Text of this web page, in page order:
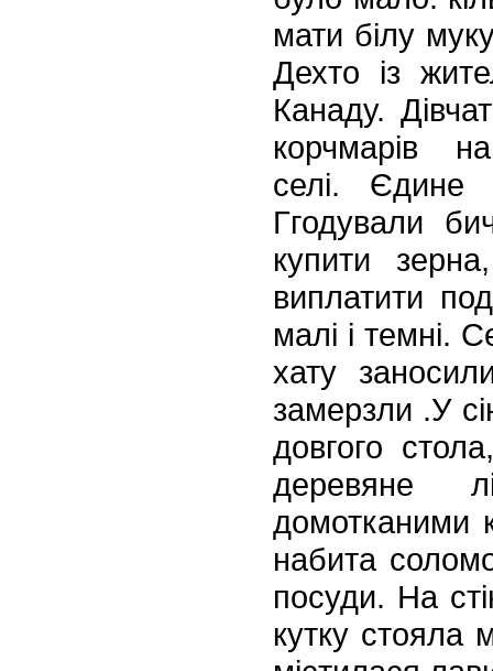
мати білу
Дехто із
Канаду.
корчмарів
селі. Єдине
Ггодували
купити
виплатити
малі і темні.
хату
замерзли .У
довгого
деревяне
домотканими
набита
посуди. На
кутку стояла